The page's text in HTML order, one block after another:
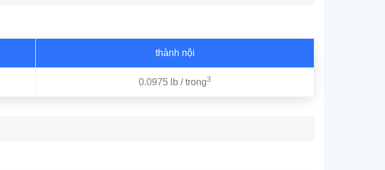
thành nội
0.0975 lb / trong3